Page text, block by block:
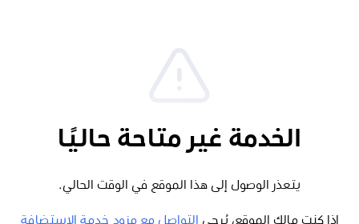
الخدمة غير متاحة حاليًا
يتعذر الوصول إلى هذا الموقع في الوقت الحالي.
إذا كنت مالك الموقع، يُرجى
التواصل مع مزود خدمة الاستضافة